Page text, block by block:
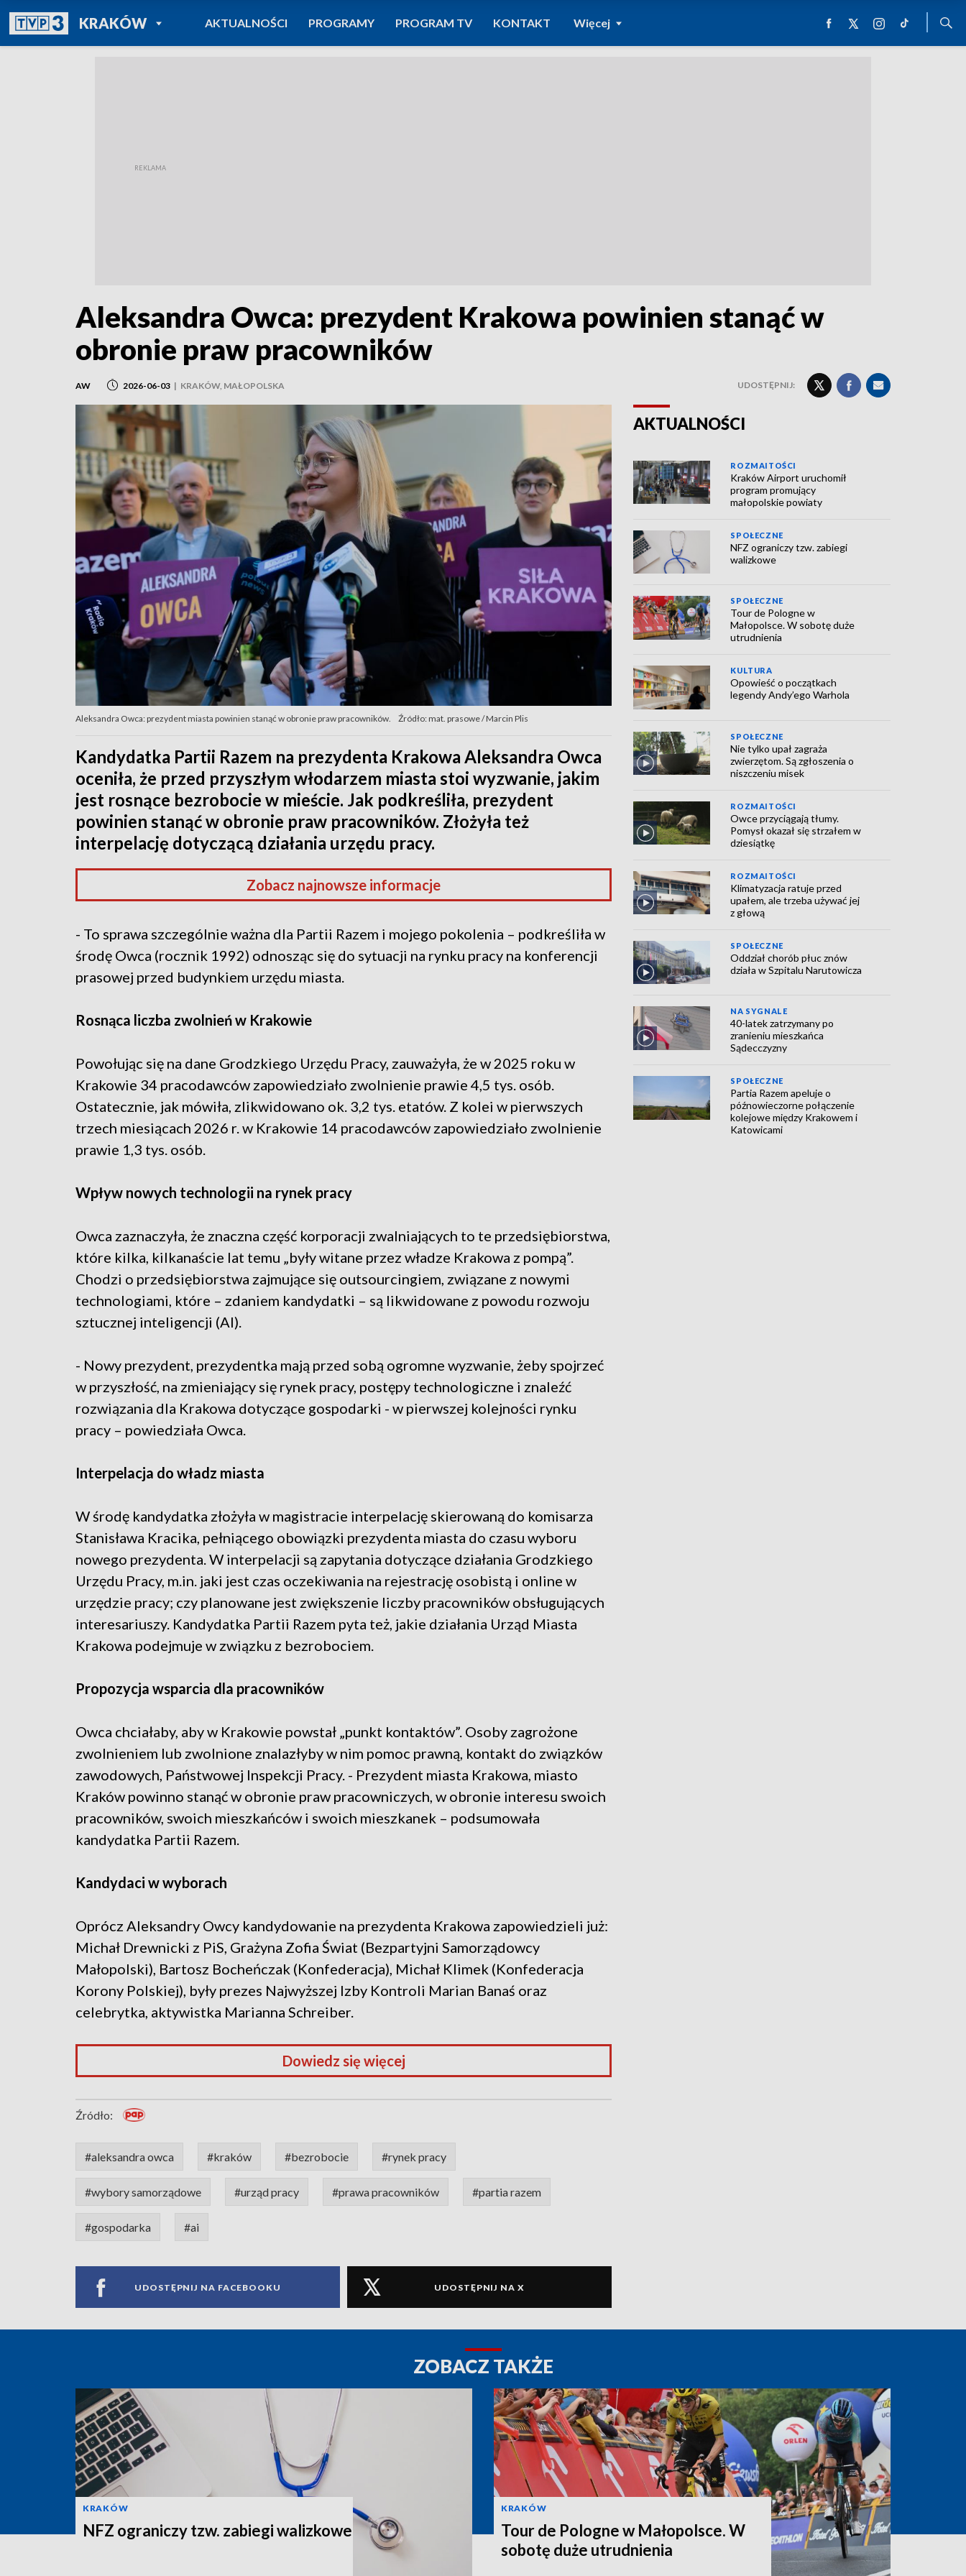
KRAKÓWPOWRÓT DO
TVP REGIONY
AKTUALNOŚCI PROGRAMY PROGRAM TV KONTAKT Więcej
Aleksandra Owca: prezydent Krakowa powinien stanąć w
obronie praw pracowników
AW 2026-06-03 | KRAKÓW, MAŁOPOLSKA UDOSTĘPNIJ:
Aleksandra Owca: prezydent miasta powinien stanąć w obronie praw pracowników. Źródło: mat. prasowe / Marcin Plis
Kandydatka Partii Razem na prezydenta Krakowa Aleksandra Owca
oceniła, że przed przyszłym włodarzem miasta stoi wyzwanie, jakim
jest rosnące bezrobocie w mieście. Jak podkreśliła, prezydent
powinien stanąć w obronie praw pracowników. Złożyła też
interpelację dotyczącą działania urzędu pracy.
Zobacz najnowsze informacje
- To sprawa szczególnie ważna dla Partii Razem i mojego pokolenia – podkreśliła w
środę Owca (rocznik 1992) odnosząc się do sytuacji na rynku pracy na konferencji
prasowej przed budynkiem urzędu miasta.
Rosnąca liczba zwolnień w Krakowie
Powołując się na dane Grodzkiego Urzędu Pracy, zauważyła, że w 2025 roku w
Krakowie 34 pracodawców zapowiedziało zwolnienie prawie 4,5 tys. osób.
Ostatecznie, jak mówiła, zlikwidowano ok. 3,2 tys. etatów. Z kolei w pierwszych
trzech miesiącach 2026 r. w Krakowie 14 pracodawców zapowiedziało zwolnienie
prawie 1,3 tys. osób.
Wpływ nowych technologii na rynek pracy
Owca zaznaczyła, że znaczna część korporacji zwalniających to te przedsiębiorstwa,
które kilka, kilkanaście lat temu „były witane przez władze Krakowa z pompą”.
Chodzi o przedsiębiorstwa zajmujące się outsourcingiem, związane z nowymi
technologiami, które – zdaniem kandydatki – są likwidowane z powodu rozwoju
sztucznej inteligencji (AI).
- Nowy prezydent, prezydentka mają przed sobą ogromne wyzwanie, żeby spojrzeć
w przyszłość, na zmieniający się rynek pracy, postępy technologiczne i znaleźć
rozwiązania dla Krakowa dotyczące gospodarki - w pierwszej kolejności rynku
pracy – powiedziała Owca.
Interpelacja do władz miasta
W środę kandydatka złożyła w magistracie interpelację skierowaną do komisarza
Stanisława Kracika, pełniącego obowiązki prezydenta miasta do czasu wyboru
nowego prezydenta. W interpelacji są zapytania dotyczące działania Grodzkiego
Urzędu Pracy, m.in. jaki jest czas oczekiwania na rejestrację osobistą i online w
urzędzie pracy; czy planowane jest zwiększenie liczby pracowników obsługujących
interesariuszy. Kandydatka Partii Razem pyta też, jakie działania Urząd Miasta
Krakowa podejmuje w związku z bezrobociem.
Propozycja wsparcia dla pracowników
Owca chciałaby, aby w Krakowie powstał „punkt kontaktów”. Osoby zagrożone
zwolnieniem lub zwolnione znalazłyby w nim pomoc prawną, kontakt do związków
zawodowych, Państwowej Inspekcji Pracy. - Prezydent miasta Krakowa, miasto
Kraków powinno stanąć w obronie praw pracowniczych, w obronie interesu swoich
pracowników, swoich mieszkańców i swoich mieszkanek – podsumowała
kandydatka Partii Razem.
Kandydaci w wyborach
Oprócz Aleksandry Owcy kandydowanie na prezydenta Krakowa zapowiedzieli już:
Michał Drewnicki z PiS, Grażyna Zofia Świat (Bezpartyjni Samorządowcy
Małopolski), Bartosz Bocheńczak (Konfederacja), Michał Klimek (Konfederacja
Korony Polskiej), były prezes Najwyższej Izby Kontroli Marian Banaś oraz
celebrytka, aktywistka Marianna Schreiber.
Dowiedz się więcej
Źródło:
#aleksandra owca #kraków #bezrobocie #rynek pracy
#wybory samorządowe #urząd pracy #prawa pracowników #partia razem
#gospodarka #ai
UDOSTĘPNIJ NA FACEBOOKU UDOSTĘPNIJ NA X
AKTUALNOŚCI
ROZMAITOŚCI
Kraków Airport uruchomił
program promujący
małopolskie powiaty
SPOŁECZNE
NFZ ograniczy tzw. zabiegi
walizkowe
SPOŁECZNE
Tour de Pologne w
Małopolsce. W sobotę duże
utrudnienia
KULTURA
Opowieść o początkach
legendy Andy’ego Warhola
SPOŁECZNE
Nie tylko upał zagraża
zwierzętom. Są zgłoszenia o
niszczeniu misek
ROZMAITOŚCI
Owce przyciągają tłumy.
Pomysł okazał się strzałem w
dziesiątkę
ROZMAITOŚCI
Klimatyzacja ratuje przed
upałem, ale trzeba używać jej
z głową
SPOŁECZNE
Oddział chorób płuc znów
działa w Szpitalu Narutowicza
NA SYGNALE
40-latek zatrzymany po
zranieniu mieszkańca
Sądecczyzny
SPOŁECZNE
Partia Razem apeluje o
późnowieczorne połączenie
kolejowe między Krakowem i
Katowicami
ZOBACZ TAKŻE
KRAKÓW
NFZ ograniczy tzw. zabiegi walizkowe
KRAKÓW
Tour de Pologne w Małopolsce. W
sobotę duże utrudnienia